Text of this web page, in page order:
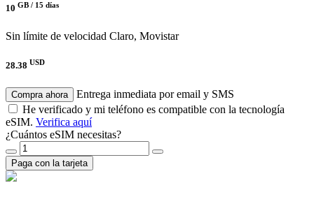
10 GB / 15 días
Sin límite de velocidad Claro, Movistar
28.38 USD
Compra ahora
Entrega inmediata por email y SMS
He verificado y mi teléfono es compatible con la tecnología
eSIM. Verifica aquí
¿Cuántos eSIM necesitas?
Paga con la tarjeta